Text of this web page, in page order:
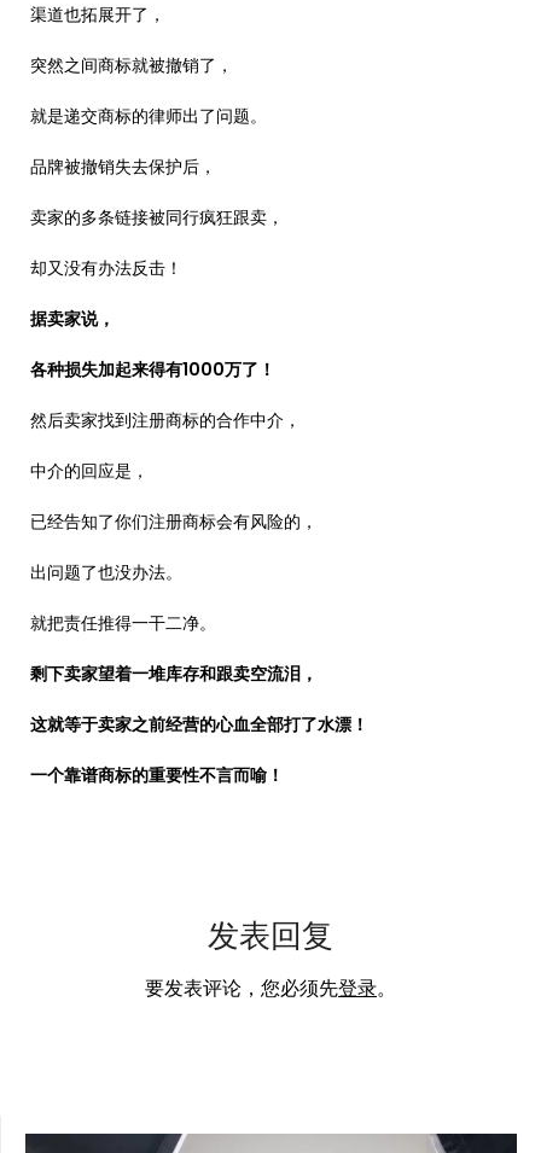
渠道也拓展开了，
突然之间商标就被撤销了，
就是递交商标的律师出了问题。
品牌被撤销失去保护后，
卖家的多条链接被同行疯狂跟卖，
却又没有办法反击！
据卖家说，
各种损失加起来得有1000万了！
然后卖家找到注册商标的合作中介，
中介的回应是，
已经告知了你们注册商标会有风险的，
出问题了也没办法。
就把责任推得一干二净。
剩下卖家望着一堆库存和跟卖空流泪，
这就等于卖家之前经营的心血全部打了水漂！
一个靠谱商标的重要性不言而喻！
发表回复
要发表评论，您必须先登录。